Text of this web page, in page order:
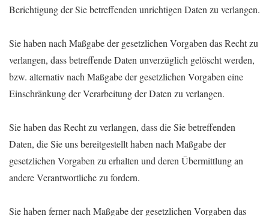
Berichtigung der Sie betreffenden unrichtigen Daten zu verlangen.
Sie haben nach Maßgabe der gesetzlichen Vorgaben das Recht zu
verlangen, dass betreffende Daten unverzüglich gelöscht werden,
bzw. alternativ nach Maßgabe der gesetzlichen Vorgaben eine
Einschränkung der Verarbeitung der Daten zu verlangen.
Sie haben das Recht zu verlangen, dass die Sie betreffenden
Daten, die Sie uns bereitgestellt haben nach Maßgabe der
gesetzlichen Vorgaben zu erhalten und deren Übermittlung an
andere Verantwortliche zu fordern.
Sie haben ferner nach Maßgabe der gesetzlichen Vorgaben das